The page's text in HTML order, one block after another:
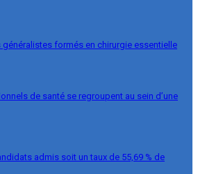
généralistes formés en chirurgie essentielle
de santé se regroupent au sein d’une
admis soit un taux de 55,69 % de